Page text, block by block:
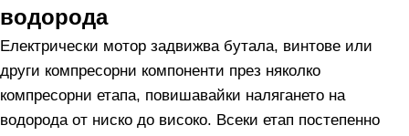
водорода
Електрически мотор задвижва бутала, винтове или
други компресорни компоненти през няколко
компресорни етапа, повишавайки налягането на
водорода от ниско до високо. Всеки етап постепенно